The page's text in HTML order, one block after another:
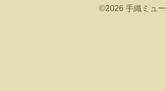
©2026 手織ミュ